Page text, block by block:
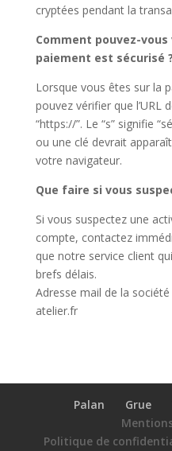
cryptées pendant la
Comment pouvez-
paiement est sécurisé ?
Lorsque vous êtes sur la
pouvez vérifier que l’URL
“https://”. Le “s” signifie
ou une clé devrait
votre navigateur.
Que faire si vous
Si vous suspectez une
compte, contactez
que notre service client
brefs délais.
Adresse mail de la
atelier.fr
Palan Grue
Politique de